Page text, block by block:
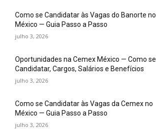
Como se Candidatar às Vagas do Banorte no
México — Guia Passo a Passo
julho 3, 2026
Oportunidades na Cemex México — Como se
Candidatar, Cargos, Salários e Benefícios
julho 3, 2026
Como se Candidatar às Vagas da Cemex no
México — Guia Passo a Passo
julho 3, 2026